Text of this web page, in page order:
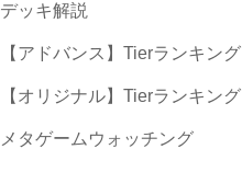
デッキ解説
【アドバンス】Tierランキング
【オリジナル】Tierランキング
メタゲームウォッチング